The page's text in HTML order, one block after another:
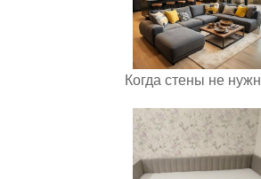
Когда стены не